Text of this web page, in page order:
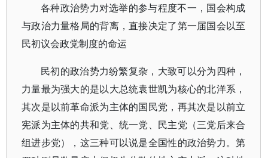
各种政治势力对选举的参与程度不一，国会构成
与政治力量格局的背离，直接决定了第一届国会以至
民初议会政党制度的命运
民初的政治势力纷繁复杂，大致可以分为四种，
力量最为强大的是以大总统袁世凯为核心的北洋系，
其次是以前革命派为主体的国民党，再其次是以前立
宪派为主体的共和党、统一党、民主党（三党后来合
组进步党），这三种可以说是全国性的政治势力。第